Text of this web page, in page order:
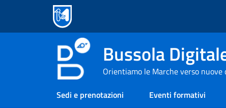
Bussola
Orientiamo le Marche verso nuove
Sedi e prenotazioni
Eventi formativi